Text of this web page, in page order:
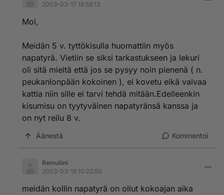
2003-03-17 18:58:13
Moi,
Meidän 5 v. tyttökisulla huomattiin myös
napatyrä. Vietiin se siksi tarkastukseen ja lekuri
oli sitä mieltä että jos se pysyy noin pienenä ( n.
peukanlonpään kokoinen ), ei kovetu eikä vaivaa
kattia niin sille ei tarvi tehdä mitään.Edelleenkin
kisumisu on tyytyväinen napatyränsä kanssa ja
on nyt reilu 8 v.
Äänestä Kommentoi
Remuliini
2003-03-18 10:22:50
meidän kollin napatyrä on ollut kokoajan aika